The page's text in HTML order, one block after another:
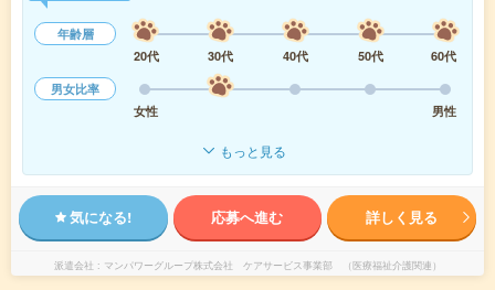
年齢層
20代
30代 40代 50代
60代
男女比率
女性
男性
もっと見る
気になる! 応募へ進む 詳しく見る
派遣会社 マンパワーグループ株式会社 ケアサービス事業部 （医療福祉介護関連）